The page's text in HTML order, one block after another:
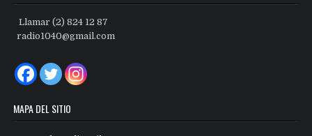
Llamar (2) 824 12 87
radio1040@gmail.com
MAPA DEL SITIO